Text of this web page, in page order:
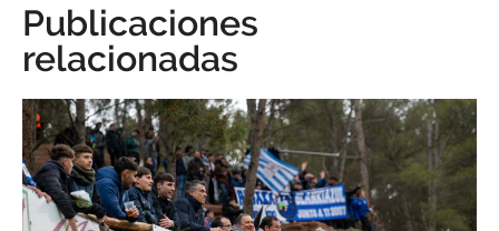
Publicaciones
relacionadas